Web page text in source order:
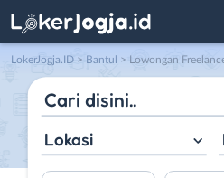
LokerJogja.ID > Bantul > Lowongan
Lokasi